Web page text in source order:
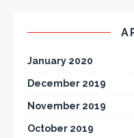
January 2020
December 2019
November 2019
October 2019